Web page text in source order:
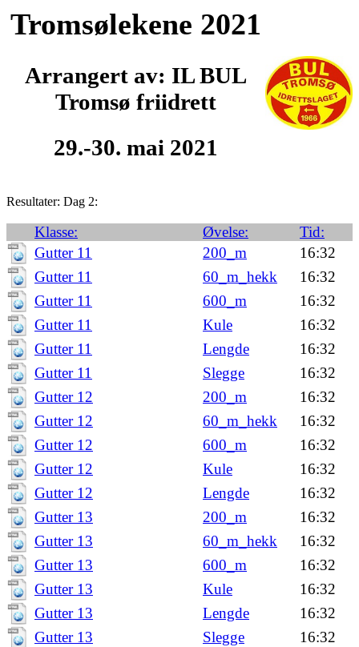
Tromsølekene 2021
Arrangert av: IL BUL
Tromsø friidrett
29.-30. mai 2021
Resultater: Dag 2:
Klasse: Øvelse:
Tid:
Gutter 11
200_m
16:32
Gutter 11
60_m_hekk
16:32
Gutter 11
600_m
16:32
Gutter 11
Kule
16:32
Gutter 11
Lengde
16:32
Gutter 11
Slegge
16:32
Gutter 12
200_m
16:32
Gutter 12
60_m_hekk
16:32
Gutter 12
600_m
16:32
Gutter 12
Kule
16:32
Gutter 12
Lengde
16:32
Gutter 13
200_m
16:32
Gutter 13
60_m_hekk
16:32
Gutter 13
600_m
16:32
Gutter 13
Kule
16:32
Gutter 13
Lengde
16:32
Gutter 13
Slegge
16:32